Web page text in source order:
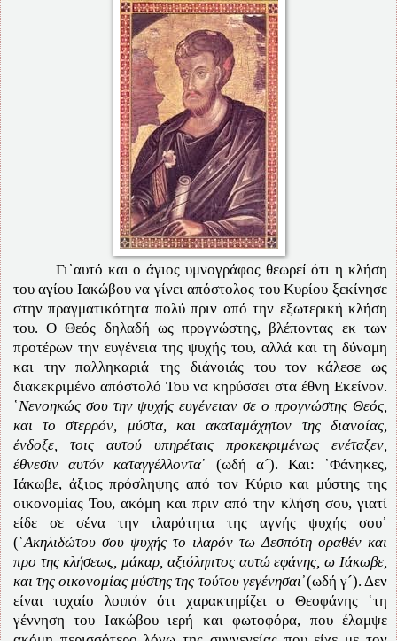
Γι᾽αυτό και ο άγιος υμνογράφος θεωρεί ότι η κλήση
του αγίου Ιακώβου να γίνει απόστολος του Κυρίου ξεκίνησε
στην πραγματικότητα πολύ πριν από την εξωτερική κλήση
του. Ο Θεός δηλαδή ως προγνώστης, βλέποντας εκ των
προτέρων την ευγένεια της ψυχής του, αλλά και τη δύναμη
και την παλληκαριά της διάνοιάς του τον κάλεσε ως
διακεκριμένο απόστολό Του να κηρύσσει στα έθνη Εκείνον.
῾Νενοηκώς σου την ψυχής ευγένειαν σε ο προγνώστης Θεός,
και το στερρόν, μύστα, και ακαταμάχητον της διανοίας,
ένδοξε, τοις αυτού υπηρέταις προκεκριμένως ενέταξεν,
έθνεσιν αυτόν καταγγέλλοντα᾽ (ωδή α´). Και: ῾Φάνηκες,
Ιάκωβε, άξιος πρόσληψης από τον Κύριο και μύστης της
οικονομίας Του, ακόμη και πριν από την κλήση σου, γιατί
είδε σε σένα την ιλαρότητα της αγνής ψυχής σου᾽
(῾Ακηλιδώτου σου ψυχής το ιλαρόν τω Δεσπότη οραθέν και
προ της κλήσεως, μάκαρ, αξιόληπτος αυτώ εφάνης, ω Ιάκωβε,
και της οικονομίας μύστης της τούτου γεγένησαι᾽(ωδή γ´). Δεν
είναι τυχαίο λοιπόν ότι χαρακτηρίζει ο Θεοφάνης ῾τη
γέννηση του Ιακώβου ιερή και φωτοφόρα, που έλαμψε